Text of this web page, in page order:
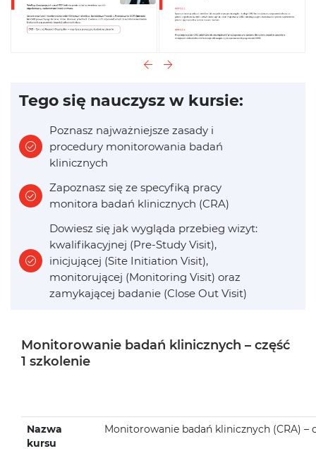
Tego się nauczysz w kursie:
Poznasz najważniejsze zasady i
procedury monitorowania badań
klinicznych
Zapoznasz się ze specyfiką pracy
monitora badań klinicznych (CRA)
Dowiesz się jak wygląda przebieg wizyt:
kwalifikacyjnej (Pre-Study Visit),
inicjującej (Site Initiation Visit),
monitorującej (Monitoring Visit) oraz
zamykającej badanie (Close Out Visit)
Monitorowanie badań klinicznych – część
1 szkolenie
Nazwa
kursu
Monitorowanie badań klinicznych (CRA) –